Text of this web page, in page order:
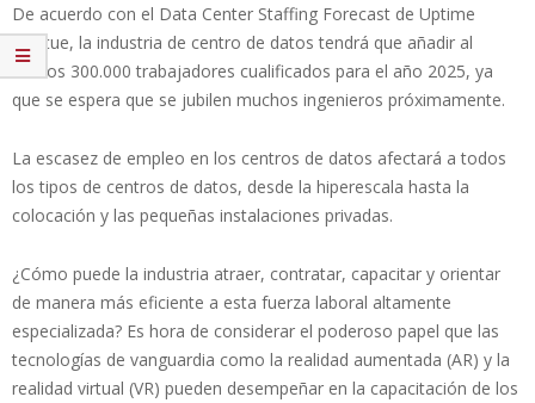
De acuerdo con el Data Center Staffing Forecast de Uptime
Institue, la industria de centro de datos tendrá que añadir al
menos 300.000 trabajadores cualificados para el año 2025, ya
que se espera que se jubilen muchos ingenieros próximamente.
La escasez de empleo en los centros de datos afectará a todos
los tipos de centros de datos, desde la hiperescala hasta la
colocación y las pequeñas instalaciones privadas.
¿Cómo puede la industria atraer, contratar, capacitar y orientar
de manera más eficiente a esta fuerza laboral altamente
especializada? Es hora de considerar el poderoso papel que las
tecnologías de vanguardia como la realidad aumentada (AR) y la
realidad virtual (VR) pueden desempeñar en la capacitación de los